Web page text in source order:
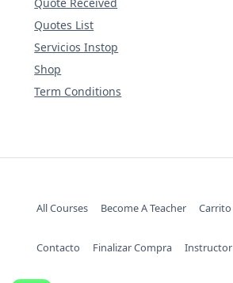
Quotes List
Servicios Instop
Shop
Term Conditions
All Courses Become A Teacher Carrito
Contacto Finalizar Compra Instructor